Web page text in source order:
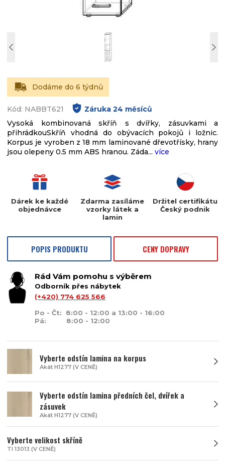
Dodáme do 6 týdnů
Kód: NABBT621 Záruka 24 měsíců
Vysoká kombinovaná skříň s dvířky, zásuvkami a
přihrádkouSkříň vhodná do obývacích pokojů i ložnic.
Korpus je vyroben z 18 mm laminované dřevotřísky, hrany
jsou olepeny 0.5 mm ABS hranou. Záda... více
Dárek ke každé
objednávce
Zdarma zasíláme
vzorky látek a
lamin
Držitel certifikátu
Český podnik
POPIS PRODUKTU CENY DOPRAVY
Rád Vám pomohu s výběrem
Odborník přes nábytek
(+420) 774 625 566
Po - Čt: 8:00 - 12:00 a 13:00 - 16:00
Pá: 8:00 - 12:00
Vyberte odstín lamina na korpus
Akát H1277 (V CENĚ)
Vyberte odstín lamina předních čel, dvířek a
zásuvek
Akát H1277 (V CENĚ)
Vyberte velikost skříně
TI 13013 (V CENĚ)